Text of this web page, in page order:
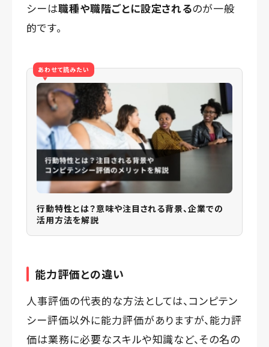
シーは職種や職階ごとに設定されるのが一般
的です。
あわせて読みたい
行動特性とは？意味や注目される背景、企業での
活用方法を解説
能力評価との違い
人事評価の代表的な方法としては、コンピテン
シー評価以外に能力評価がありますが、能力評
価は業務に必要なスキルや知識など、その名の